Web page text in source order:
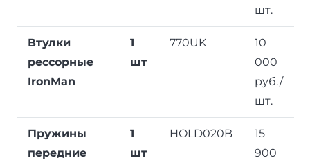
шт.
Втулки
рессорные
IronMan
1
шт
770UK
10
000
руб./
шт.
Пружины
передние
1
шт
HOLD020B
15
900